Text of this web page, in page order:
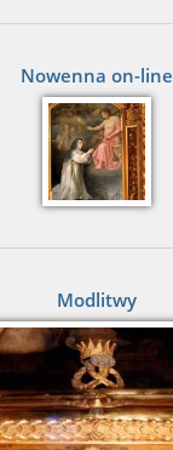
Nowenna on-line
Modlitwy